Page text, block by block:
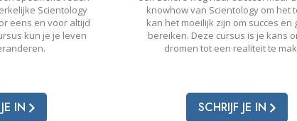
Scientology
eens en voor altijd
kun je je leven
JE IN
knowhow van Scientology om het
kan het moeilijk zijn om succes en
bereiken. Deze cursus is je kans
dromen tot een realiteit te
SCHRIJF JE IN